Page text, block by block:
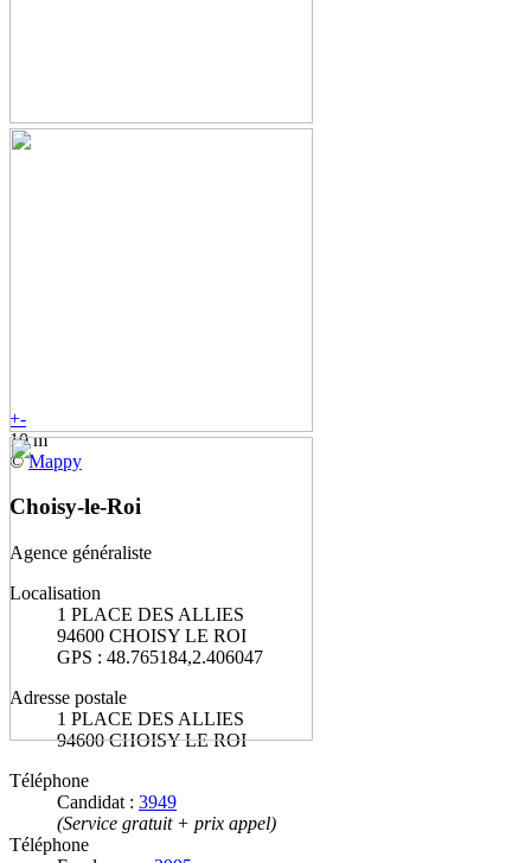
+-
10 m
©Mappy
Choisy-le-Roi
Agence généraliste
Localisation
1 PLACE DES ALLIES
94600 CHOISY LE ROI
GPS : 48.765184,2.406047
Adresse postale
1 PLACE DES ALLIES
94600 CHOISY LE ROI
Téléphone
Candidat : 3949
(Service gratuit + prix appel)
Téléphone